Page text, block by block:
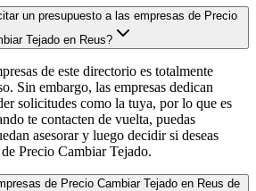
un presupuesto a las empresas de Precio
Tejado en Reus?
de este directorio es totalmente
Sin embargo, las empresas dedican
solicitudes como la tuya, por lo que es
te contacten de vuelta, puedas
asesorar y luego decidir si deseas
Precio Cambiar Tejado.
de Precio Cambiar Tejado en Reus de